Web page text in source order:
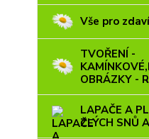
Vše pro zdaví
TVOŘENÍ -
OBRÁZKY -
LAPAČE A
ZLÝCH SNŮ